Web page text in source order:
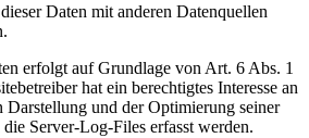
Daten mit anderen Datenquellen
erfolgt auf Grundlage von Art. 6 Abs. 1
hat ein berechtigtes Interesse an
Darstellung und der Optimierung seiner
Server-Log-Files erfasst werden.